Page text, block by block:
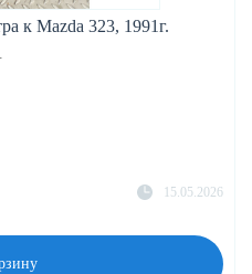
к Mazda 323, 1991г.
15.05.2026